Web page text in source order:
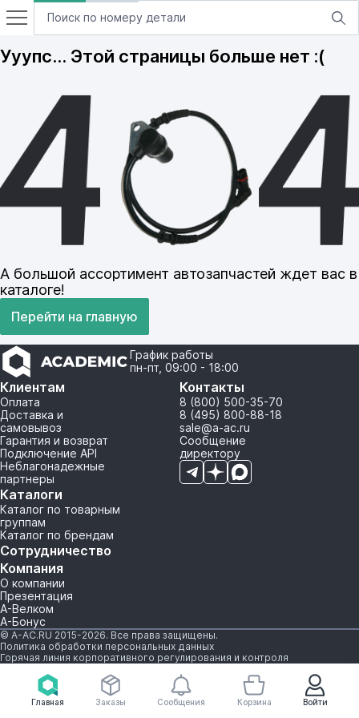
Главная Войти
Заказы Сообщения Корзина
Ууупс… Этой страницы больше нет :(
А большой ассортимент автозапчастей ждет вас в
каталоге!
Перейти на главную
График работы
пн-пт, 09:00 - 18:00
Клиентам
Оплата
Доставка и
самовывоз
Гарантия и возврат
Подключение API
Неблагонадежные
партнеры
Каталоги
Каталог по товарным
группам
Каталог по брендам
Сотрудничество
Компания
О компании
Презентация
А-Велком
А-Бонус
Контакты
8 (800) 500-35-70
8 (495) 800-88-18
sale@a-ac.ru
Сообщение
директору
© A-AC.RU 2015-2026. Все права защищены.
Политика обработки персональных данных
Горячая линия корпоративного регулирования и контроля